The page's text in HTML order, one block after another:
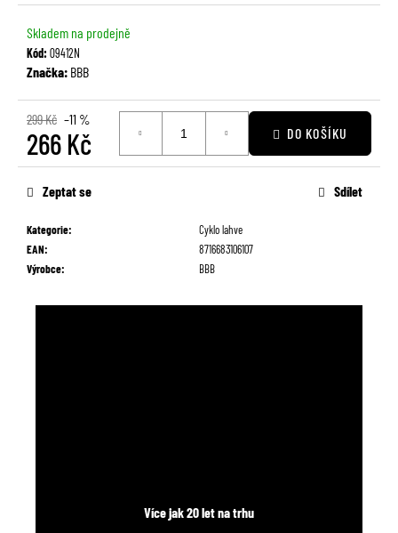
Skladem na prodejně
Kód:09412N
Značka: BBB
299 Kč –11 %
266 Kč
Měrná
cena:
DO KOŠÍKU
Kategorie:
Cyklo lahve
EAN:
8716683106107
Výrobce: BBB
Zeptat se Sdílet
Více jak 20 let na trhu
r